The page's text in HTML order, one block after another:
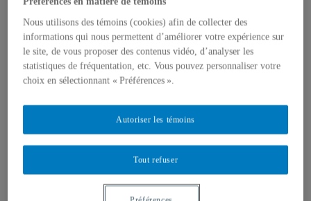
Conflits multidimensionnels
Accueil
Répertoire
Chercheur-e-s
Tou-te-s les chercheur-e-s
États-Unis
Centre FrancoPaix
Moyen-Orient et Afrique du Nord
Conflits multidimensionnels
Publications
Toutes les publications
Géopolitique
Moyen-Orient et Afrique du Nord
Nous utilisons des témoins (cookies) afin de collecter des
informations qui nous permettent d’améliorer votre expérience sur
le site, de vous proposer des contenus vidéo, d’analyser les
statistiques de fréquentation, etc. Vous pouvez personnaliser votre
choix en sélectionnant « Préférences ».
Tout refuser
Autoriser les témoins